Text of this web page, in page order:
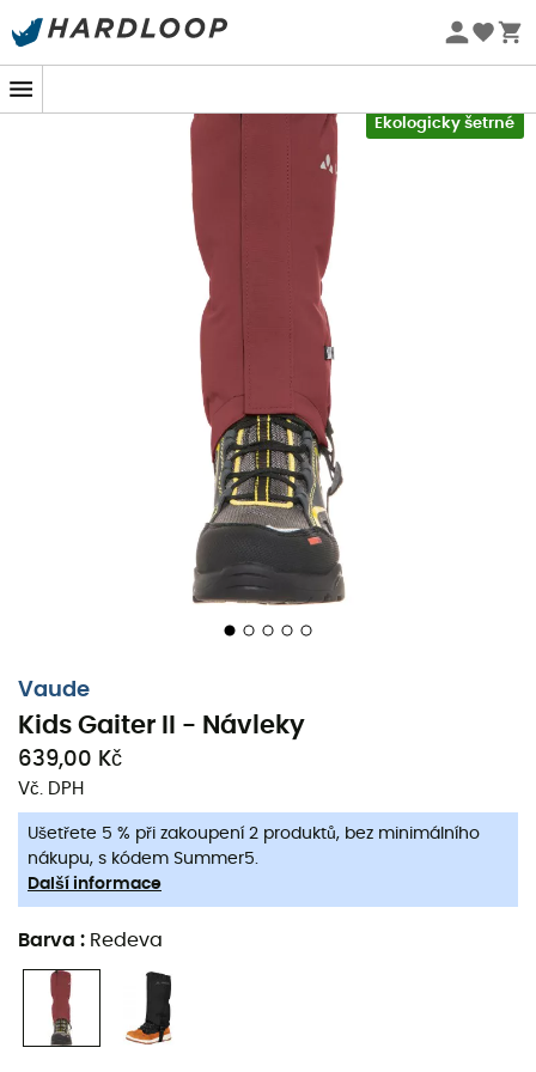
Letní akce 🔥 -5 % EXTRA při nákupu 2 produktů* s kódem
Ekologicky šetrné
Vaude
Kids Gaiter II - Návleky
639,00 Kč
Vč. DPH
Ušetřete 5 % při zakoupení 2 produktů, bez minimálního
nákupu, s kódem Summer5.
Další informace
Barva : Redeva
Pohodlné a ochranné, díky nim budou rodinné výlety
vždy radostí pro vaše děti.
Certifikovanébluesign®, tytoNávleky Kids Gaiter IIjsou
ekologicky navrženy pro co největší prospěch životního
Na závěr oceníme jednoduchost instalace díky suchému
zipu, protiskluzový povrch a elastický podchod.
Nepromokavá membrána,
Snadné a univerzální použití,
Ekologická a spravedlivá výroba,
Dvojitá vrstva materiálu,
Spodní část nohavic s elastickými pásky, které
zabraňují vyhrnování kalhot,
Souvislý suchý zip,
Nastavitelný podchod v oblasti podrážky,
Reflexní tištěné logo,
Robustní vnější materiál: 100 % polyester,
Nepromokavá membrána: 100 % polyuretan,
Hmotnost: 90 g
Certifikáty:
Certifikát Bluesign®: nezávislá švýcarská organizace
Bluesign® Technologies zkoumá každý krok textilního
chemikálie, procesy, materiály a produkty používané při
výrobě jsou bezpečné pro životní prostředí, zaměstnance
a spotřebitele.